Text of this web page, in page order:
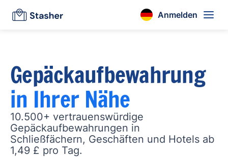
Anmelden
Gepäckaufbewahrung
in Ihrer Nähe
10.500+ vertrauenswürdige
Gepäckaufbewahrungen in
Schließfächern, Geschäften und Hotels ab
1,49 £ pro Tag.